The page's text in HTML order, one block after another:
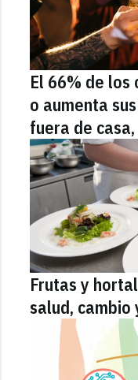
El 66% de los
o aumenta
fuera de
Frutas y
salud,